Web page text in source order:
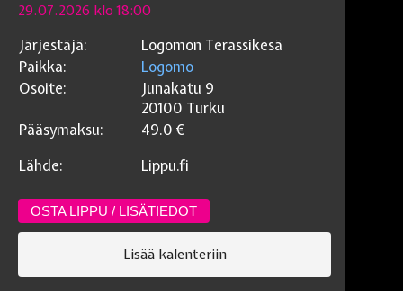
29.07.2026 klo 18:00
Järjestäjä:
Logomon Terassikesä
Paikka:
Logomo
Osoite:
Junakatu 9
20100 Turku
Pääsymaksu:
49.0 €
Lähde:
Lippu.fi
OSTA LIPPU / LISÄTIEDOT
Lisää kalenteriin